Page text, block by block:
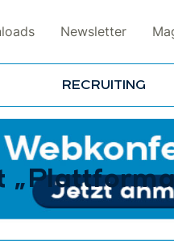
Newsletter
RECRUITING